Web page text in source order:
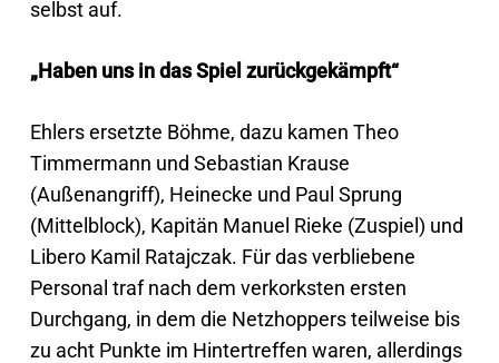
selbst auf.
„Haben uns in das Spiel zurückgekämpft“
Ehlers ersetzte Böhme, dazu kamen Theo
Timmermann und Sebastian Krause
(Außenangriff), Heinecke und Paul Sprung
(Mittelblock), Kapitän Manuel Rieke (Zuspiel) und
Libero Kamil Ratajczak. Für das verbliebene
Personal traf nach dem verkorksten ersten
Durchgang, in dem die Netzhoppers teilweise bis
zu acht Punkte im Hintertreffen waren, allerdings